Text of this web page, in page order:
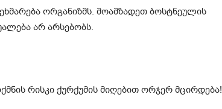
ორგანიზმს. მოამზადეთ ბოსტნეულის
არ არსებობს.
რისკი ქურქუმის მიღებით ორჯერ მცირდება!